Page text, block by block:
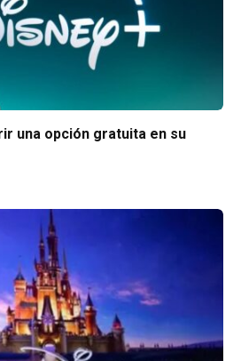
una opción gratuita en su